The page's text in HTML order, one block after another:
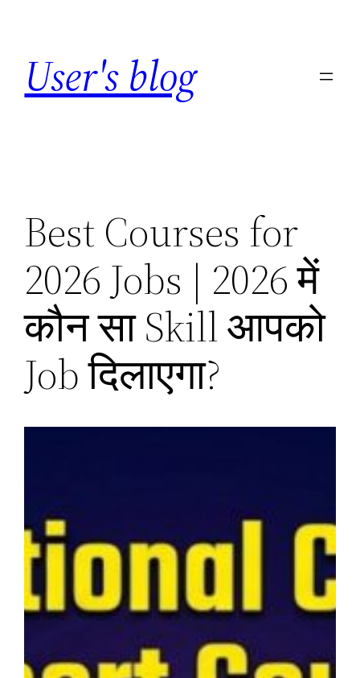
content
User's blog
Best Courses for
2026 Jobs | 2026 में
कौन सा Skill आपको
Job दिलाएगा?